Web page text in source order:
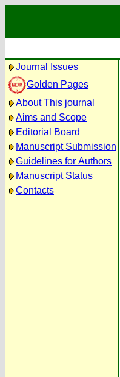
Journal Issues
Golden Pages
About This journal
Aims and Scope
Editorial Board
Manuscript Submission
Guidelines for Authors
Manuscript Status
Contacts